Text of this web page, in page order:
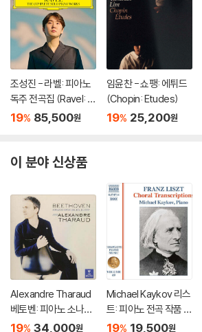
조성진 - 라벨: 피아노
독주 전곡집 (Ravel: T
he Complete Solo Pi
19% 85,500원
임윤찬 - 쇼팽: 에튀드
(Chopin: Etudes)
19% 25,200원
이 분야 신상품
Alexandre Tharaud
베토벤: 피아노 소나타
30, 31, 32번 (Beetho
19% 34,000원
Michael Kaykov 리스
트: 피아노 전곡 작품 6
9집 (Liszt: Complet
19% 19,500원